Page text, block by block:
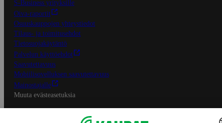
S-Business yrityksille
Oiva-raportit
Osuuskauppojen yhteystiedot
Tilaus- ja toimitusehdot
Tietosuojakäytäntö
Palvelun käyttöehdot
Saavutettavuus
Mobiilisovelluksen saavutettavuus
Mainostajalle
Muuta evästeasetuksia